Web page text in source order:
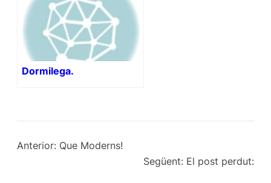
Dormilega.
Anterior: Que Moderns!
Següent: El post perdut: